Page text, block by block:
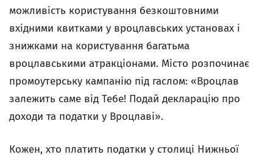
можливість користування безкоштовними
вхідними квитками у вроцлавських установах і
знижками на користування багатьма
вроцлавськими атракціонами. Місто розпочинає
промоутерську кампанію під гаслом: «Вроцлав
залежить саме від Тебе! Подай декларацію про
доходи та податки у Вроцлаві».
Кожен, хто платить податки у столиці Нижньої